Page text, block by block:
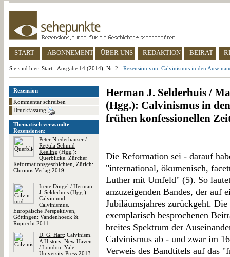
START ABONNEMENT ÜBER UNS REDAKTION BEIRAT
Sie sind hier: Start - Ausgabe 14 (2014), Nr. 2 - Rezension von: Calvinismus in den
Rezension
Kommentar schreiben
Druckfassung
Thematisch verwandte
Rezensionen:
Peter Niederhäuser /
Regula Schmid
Keeling (Hgg.):
Querblicke. Zürcher
Reformationsgeschichten, Zürich:
Chronos Verlag 2019
Irene Dingel / Herman
J. Selderhuis (Hgg.):
Calvin und
Calvinismus.
Europäische Perspektiven,
Göttingen: Vandenhoeck &
Ruprecht 2011
D. G. Hart: Calvinism.
A History, New Haven
/ London: Yale
University Press 2013
Herman J. Selderhuis /
(Hgg.): Calvinismus in
frühen konfessionellen
Die Reformation sei - darauf
"international, ökumenisch,
Luther mit Umfeld" (5). So
anzuzeigenden Bandes, der auf
Jubiläumsjahres zurückgeht.
exemplarisch besprochenen
breites Spektrum der
Calvinismus ab - und zwar im
Verweis des Bandtitels auf das